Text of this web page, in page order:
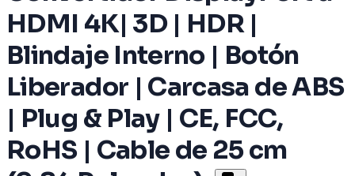
HDMI 4K| 3D | HDR |
Blindaje Interno | Botón
Liberador | Carcasa de ABS
| Plug & Play | CE, FCC,
RoHS | Cable de 25 cm